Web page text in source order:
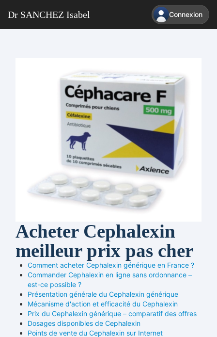
Dr SANCHEZ Isabel Connexion
Acheter Cephalexin
meilleur prix pas cher
Comment acheter Cephalexin générique en France ?
Commander Cephalexin en ligne sans ordonnance –
est-ce possible ?
Présentation générale du Cephalexin générique
Mécanisme d'action et efficacité du Cephalexin
Prix du Cephalexin générique – comparatif des offres
Dosages disponibles de Cephalexin
Points de vente du Cephalexin sur Internet